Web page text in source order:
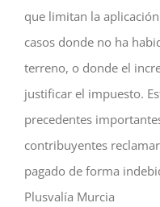
que limitan la
casos donde no ha
terreno, o donde el
justificar el impuesto.
precedentes
contribuyentes
pagado de forma
Plusvalía Murcia